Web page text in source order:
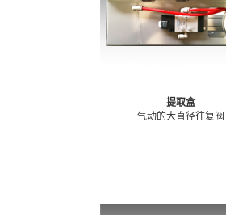
提取盒
气动的大直径往复阀